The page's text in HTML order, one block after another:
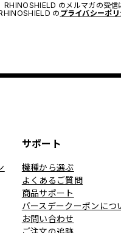
のメルマガの受信
の プライバシーポリ
サポート
機種から選ぶ
よくあるご質問
商品サポート
バースデークーポンにつ
お問い合わせ